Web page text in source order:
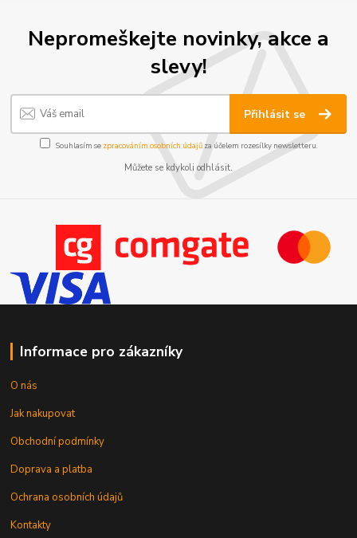
Nepromeškejte novinky, akce a
slevy!
Přihlásit se
Souhlasím se zpracováním osobních údajůza účelem rozesílky newsletteru.
Můžete se kdykoli odhlásit.
Informace pro zákazníky
O nás
Jak nakupovat
Obchodní podmínky
Doprava a platba
Ochrana osobních údajů
Kontakty